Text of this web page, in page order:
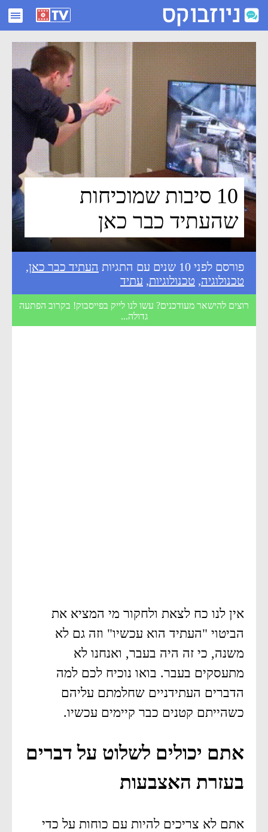
10 סיבות שמוכיחות שהעתיד כבר כאן - ניוזבוקס
10 סיבות שמוכיחות
שהעתיד כבר כאן
פורסם לפני 10 שנים עם התגיות העתיד כבר כאן,
טכנולוגיה, טכנולוגיות, עתיד
רוצים להישאר מעודכנים? עשו לנו לייק בפייסבוק! בקרוב הפתעה
גדולה...
אין לנו כח לצאת ולחקור מי המציא את
הביטוי "העתיד הוא עכשיו" וזה גם לא
משנה, כי זה היה בעבר, ואנחנו לא
מתעסקים בעבר. בואו נוכיח לכם למה
הדברים העתידניים שחלמתם עליהם
כשהייתם קטנים כבר קיימים עכשיו.
אתם יכולים לשלוט על דברים
בעזרת האצבעות
אתם לא צריכים להיות עם כוחות על כדי